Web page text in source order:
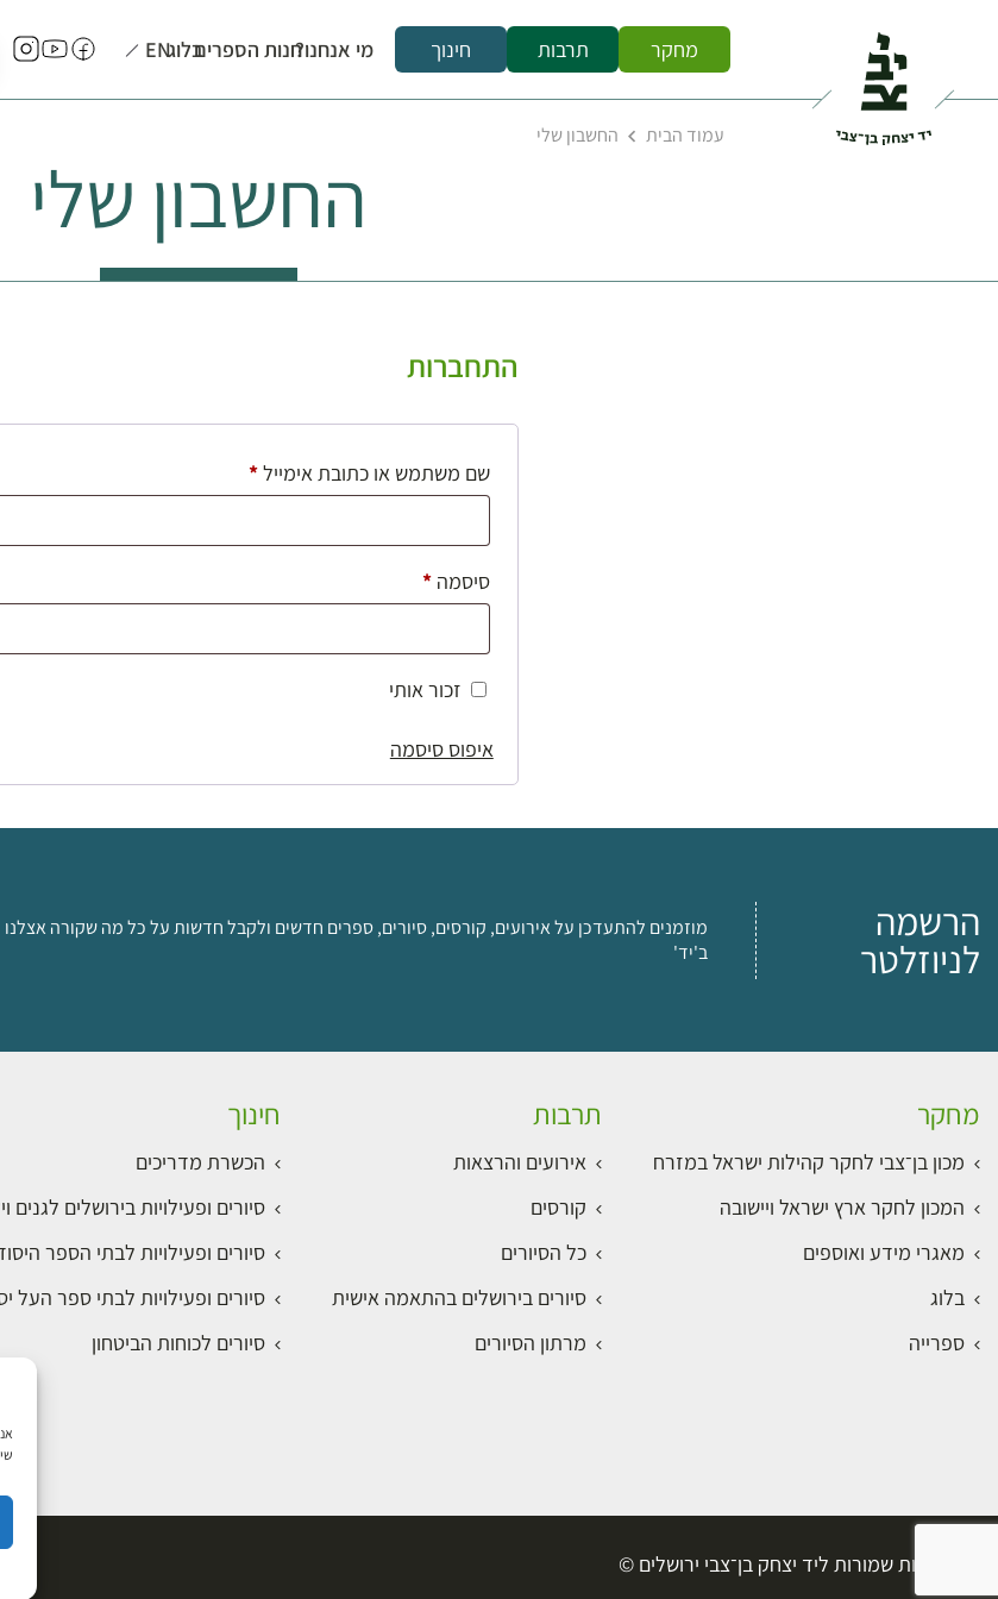
מחקר תרבות חינוך מי אנחנו?חנות הספריםבלוגEN
עמוד הבית החשבון שלי
החשבון שלי
התחברות
שם משתמש או כתובת אימייל*חובה
סיסמה*חובה
זכור אותי
איפוס סיסמה
הרשמה
לניוזלטר
מוזמנים להתעדכן על אירועים, קורסים, סיורים, ספרים חדשים ולקבל חדשות על כל מה שקורה אצלנו
ב'יד'
מחקר
מכון בן־צבי לחקר קהילות ישראל במזרח
המכון לחקר ארץ ישראל ויישובה
מאגרי מידע ואוספים
בלוג
ספרייה
תרבות
אירועים והרצאות
קורסים
כל הסיורים
סיורים בירושלים בהתאמה אישית
מרתון הסיורים
חינוך
הכשרת מדריכים
סיורים ופעילויות בירושלים לגנים
סיורים ופעילויות לבתי הספר
סיורים ופעילויות לבתי ספר העל
סיורים לכוחות הביטחון
כל הזכויות שמורות ליד יצחק בן־צבי ירושלים ©